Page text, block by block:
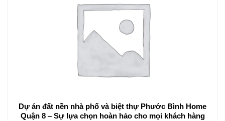
Dự án đất nền nhà phố và biệt thự Phước Bình Home
Quận 8 – Sự lựa chọn hoàn hảo cho mọi khách hàng